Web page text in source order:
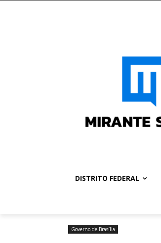
DISTRITO FEDERAL
Governo de Brasília